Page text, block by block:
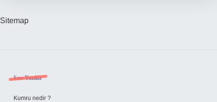
Sitemap
Sidebar
Son Yazılar
Kumru nedir ?